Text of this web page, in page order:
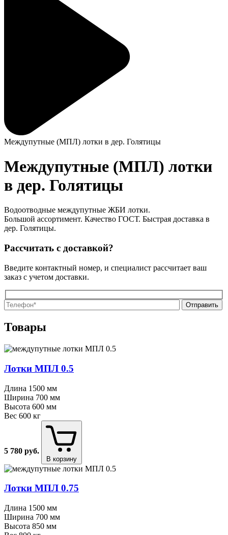
Междупутные (МПЛ) лотки в дер. Голятицы
Междупутные (МПЛ) лотки
в дер. Голятицы
Водоотводные междупутные ЖБИ лотки.
Большой ассортимент. Качество ГОСТ. Быстрая доставка в
дер. Голятицы.
Рассчитать с доставкой?
Введите контактный номер, и специалист рассчитает ваш
заказ с учетом доставки.
Товары
Лотки МПЛ 0.5
Длина 1500 мм
Ширина 700 мм
Высота 600 мм
Вес 600 кг
5 780 руб.
В корзину
Лотки МПЛ 0.75
Длина 1500 мм
Ширина 700 мм
Высота 850 мм